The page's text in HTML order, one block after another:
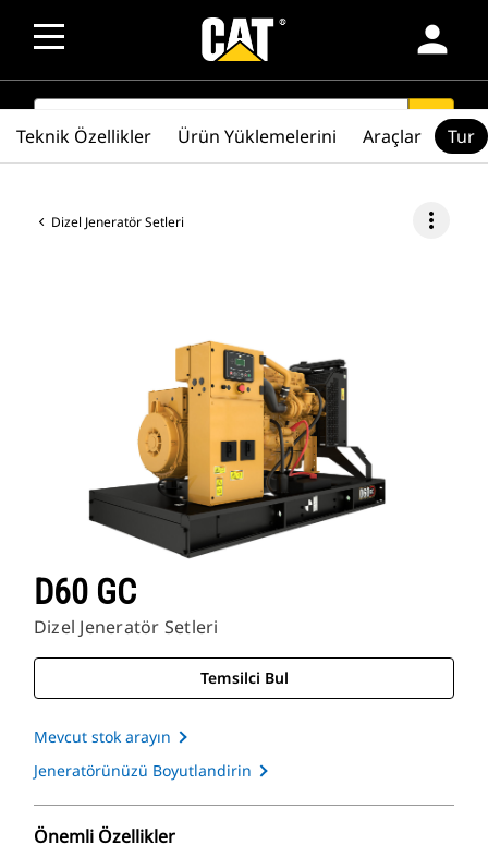
person
SEARCH search
Dizel Jeneratör Setleri more_vert
D60 GC
Dizel Jeneratör Setleri
Temsilci Bul
Mevcut stok arayın
Jeneratörünüzü Boyutlandirin
Önemli Özellikler
Teknik Özellikler Ürün Yüklemelerini Araçlar Tur